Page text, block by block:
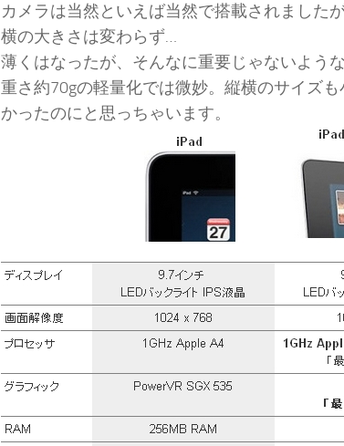
カメラは当然といえば当然で搭載されました
横の大きさは変わらず…
薄くはなったが、そんなに重要じゃないような
重さ約70gの軽量化では微妙。縦横のサイズ
かったのにと思っちゃいます。